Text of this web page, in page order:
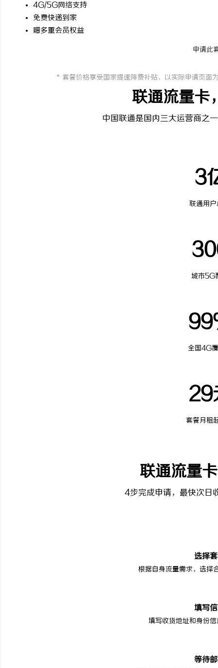
4G/5G网络支持
免费快递到家
赠多重会员权益
申请此
* 套餐价格享受国家提速降费补贴，以实际申请页面
联通流量卡
中国联通是国内三大运营商之
3
联通用
城市5G
全国4G
29
套餐月租
联通流量
4步完成申请，最快次日
选择
根据自身流量需求，选择
填写
填写收货地址和身份
等待